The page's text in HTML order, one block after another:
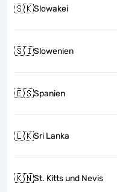
🇸🇰Slowakei
🇸🇮Slowenien
🇪🇸Spanien
🇱🇰Sri Lanka
🇰🇳St. Kitts und Nevis